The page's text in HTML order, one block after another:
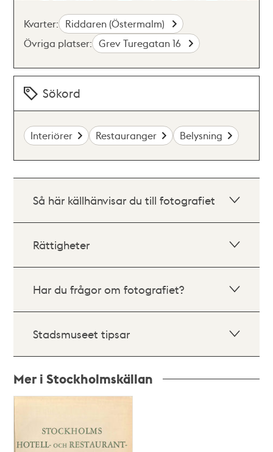
Kvarter: Riddaren (Östermalm)
Övriga platser: Grev Turegatan 16
Sökord
Interiörer Restauranger Belysning
Så här källhänvisar du till fotografiet
Rättigheter
Har du frågor om fotografiet?
Stadsmuseet tipsar
Mer i Stockholmskällan
och
teman